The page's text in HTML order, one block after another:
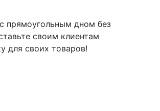
прямоугольным дном без
своим клиентам
для своих товаров!